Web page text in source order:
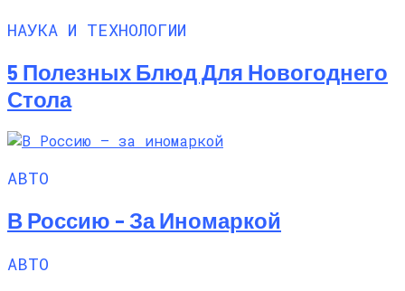
НАУКА И ТЕХНОЛОГИИ
5 Полезных Блюд Для Новогоднего
Стола
АВТО
В Россию – За Иномаркой
АВТО